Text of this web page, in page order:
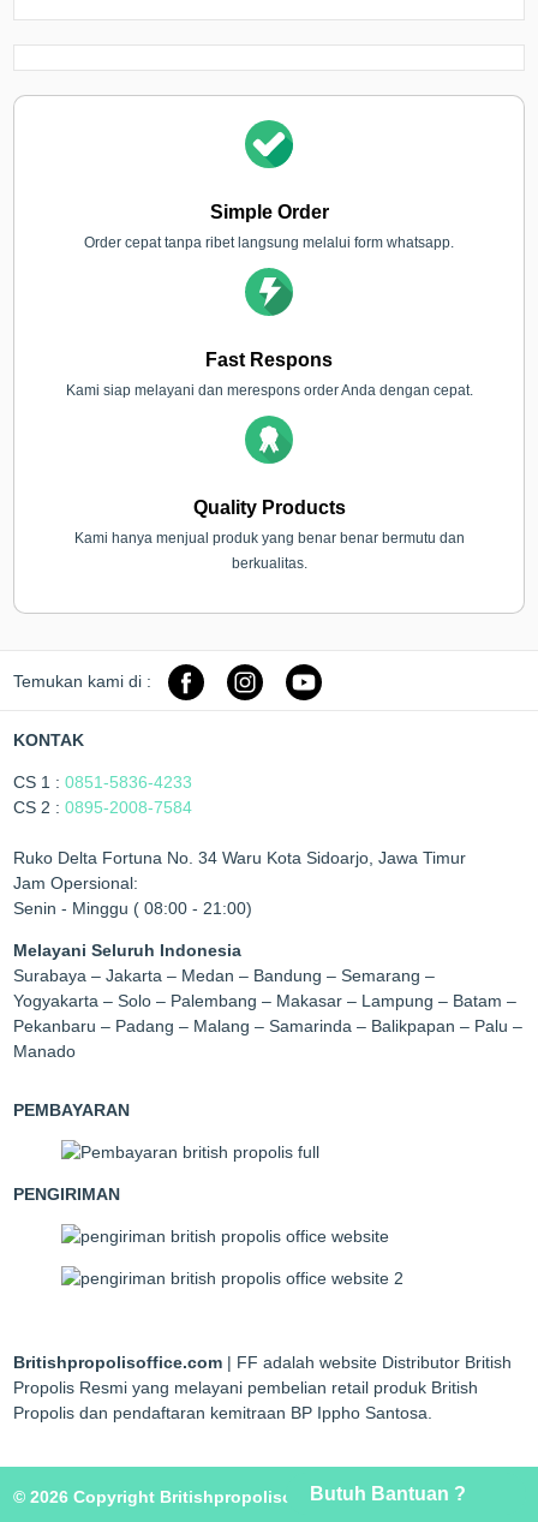
Simple Order
Order cepat tanpa ribet langsung melalui form whatsapp.
Fast Respons
Kami siap melayani dan merespons order Anda dengan cepat.
Quality Products
Kami hanya menjual produk yang benar benar bermutu dan
berkualitas.
Temukan kami di :
KONTAK
CS 1 :0851-5836-4233
CS 2 :0895-2008-7584
Ruko Delta Fortuna No. 34 Waru Kota Sidoarjo, Jawa Timur
Jam Opersional:
Senin - Minggu ( 08:00 - 21:00)
Melayani Seluruh Indonesia
Surabaya – Jakarta – Medan – Bandung – Semarang –
Yogyakarta – Solo – Palembang – Makasar – Lampung – Batam –
Pekanbaru – Padang – Malang – Samarinda – Balikpapan – Palu –
Manado
PEMBAYARAN
PENGIRIMAN
Britishpropolisoffice.com | FF adalah website Distributor British
Propolis Resmi yang melayani pembelian retail produk British
Propolis dan pendaftaran kemitraan BP Ippho Santosa.
© 2026 Copyright Britishpropolisoffice.comButuh Bantuan ?